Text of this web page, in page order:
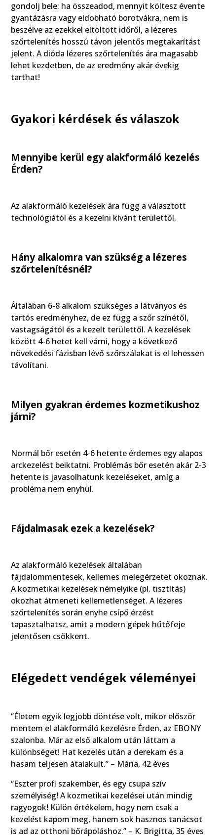
gondolj bele: ha összeadod, mennyit költesz évente
gyantázásra vagy eldobható borotvákra, nem is
beszélve az ezekkel eltöltött időről, a lézeres
szőrtelenítés hosszú távon jelentős megtakarítást
jelent. A dióda lézeres szőrtelenítés ára magasabb
lehet kezdetben, de az eredmény akár évekig
tarthat!
Gyakori kérdések és válaszok
Mennyibe kerül egy alakformáló kezelés
Érden?
Az alakformáló kezelések ára függ a választott
technológiától és a kezelni kívánt területtől.
Hány alkalomra van szükség a lézeres
szőrtelenítésnél?
Általában 6-8 alkalom szükséges a látványos és
tartós eredményhez, de ez függ a szőr színétől,
vastagságától és a kezelt területtől. A kezelések
között 4-6 hetet kell várni, hogy a következő
növekedési fázisban lévő szőrszálakat is el lehessen
távolítani.
Milyen gyakran érdemes kozmetikushoz
járni?
Normál bőr esetén 4-6 hetente érdemes egy alapos
arckezelést beiktatni. Problémás bőr esetén akár 2-3
hetente is javasolhatunk kezeléseket, amíg a
probléma nem enyhül.
Fájdalmasak ezek a kezelések?
Az alakformáló kezelések általában
fájdalommentesek, kellemes melegérzetet okoznak.
A kozmetikai kezelések némelyike (pl. tisztítás)
okozhat átmeneti kellemetlenséget. A lézeres
szőrtelenítés során enyhe csípő érzést
tapasztalhatsz, amit a modern gépek hűtőfeje
jelentősen csökkent.
Elégedett vendégek véleményei
“Életem egyik legjobb döntése volt, mikor először
mentem el alakformáló kezelésre Érden, az EBONY
szalonba. Már az első alkalom után láttam a
különbséget! Hat kezelés után a derekam és a
hasam teljesen átalakult.” – Mária, 42 éves
“Eszter profi szakember, és egy csupa szív
személyiség! A kozmetikai kezelései után mindig
ragyogok! Külön értékelem, hogy nem csak a
kezelést kapom meg, hanem sok hasznos tanácsot
is ad az otthoni bőrápoláshoz.” – K. Brigitta, 35 éves